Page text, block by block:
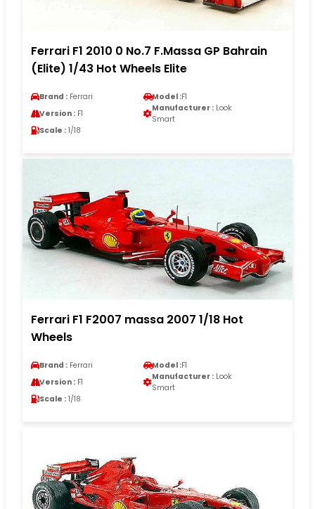
Ferrari F1 2010 0 No.7 F.Massa GP Bahrain
(Elite) 1/43 Hot Wheels Elite
Brand : Ferrari Model :F1
Version : F1
Manufacturer : Look
Smart
Scale : 1/18
Ferrari F1 F2007 massa 2007 1/18 Hot
Wheels
Brand : Ferrari Model :F1
Version : F1
Manufacturer : Look
Smart
Scale : 1/18